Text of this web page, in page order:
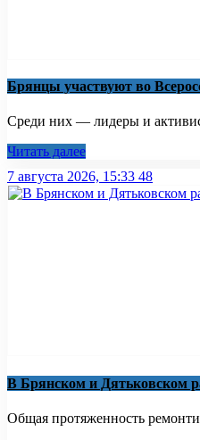
Брянцы участвуют во
Среди них — лидеры и
Читать далее
7 августа 2026, 15:33 48
В Брянском и Дятьковском
Общая протяженность